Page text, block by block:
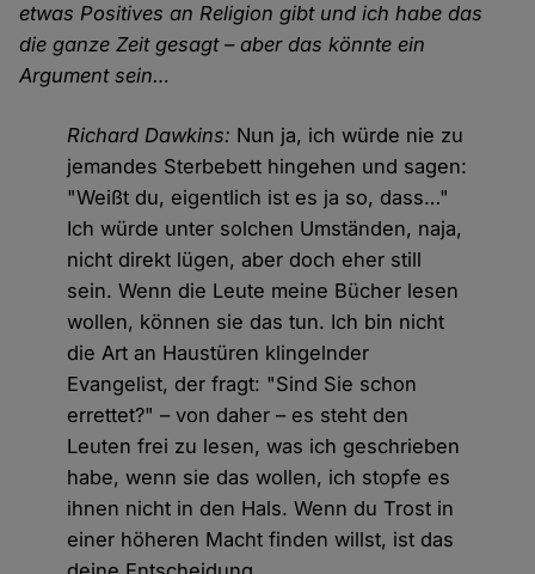
etwas Positives an Religion gibt und ich habe das
die ganze Zeit gesagt – aber das könnte ein
Argument sein…
Richard Dawkins: Nun ja, ich würde nie zu
jemandes Sterbebett hingehen und sagen:
"Weißt du, eigentlich ist es ja so, dass…"
Ich würde unter solchen Umständen, naja,
nicht direkt lügen, aber doch eher still
sein. Wenn die Leute meine Bücher lesen
wollen, können sie das tun. Ich bin nicht
die Art an Haustüren klingelnder
Evangelist, der fragt: "Sind Sie schon
errettet?" – von daher – es steht den
Leuten frei zu lesen, was ich geschrieben
habe, wenn sie das wollen, ich stopfe es
ihnen nicht in den Hals. Wenn du Trost in
einer höheren Macht finden willst, ist das